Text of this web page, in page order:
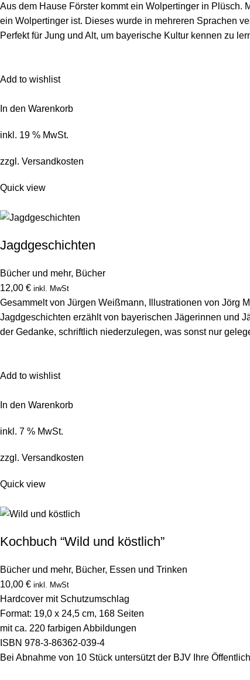
Aus dem Hause Förster kommt ein Wolpertinger in
ein Wolpertinger ist. Dieses wurde in mehreren Sprachen
Perfekt für Jung und Alt, um bayerische Kultur kennen zu
Add to wishlist
In den Warenkorb
inkl. 19 % MwSt.
zzgl. Versandkosten
Quick view
Jagdgeschichten
Bücher und mehr, Bücher
12,00 € inkl. MwSt
Gesammelt von Jürgen Weißmann, Illustrationen von Jörg
Jagdgeschichten erzählt von bayerischen Jägerinnen und
der Gedanke, schriftlich niederzulegen, was sonst nur
Add to wishlist
In den Warenkorb
inkl. 7 % MwSt.
zzgl. Versandkosten
Quick view
Kochbuch “Wild und köstlich”
Bücher und mehr, Bücher, Essen und Trinken
10,00 € inkl. MwSt
Hardcover mit Schutzumschlag
Format: 19,0 x 24,5 cm, 168 Seiten
mit ca. 220 farbigen Abbildungen
ISBN 978-3-86362-039-4
Bei Abnahme von 10 Stück untersützt der BJV Ihre